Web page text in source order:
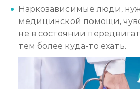
Наркозависимые люди,
медицинской помощи,
не в состоянии
тем более куда-то ехать.